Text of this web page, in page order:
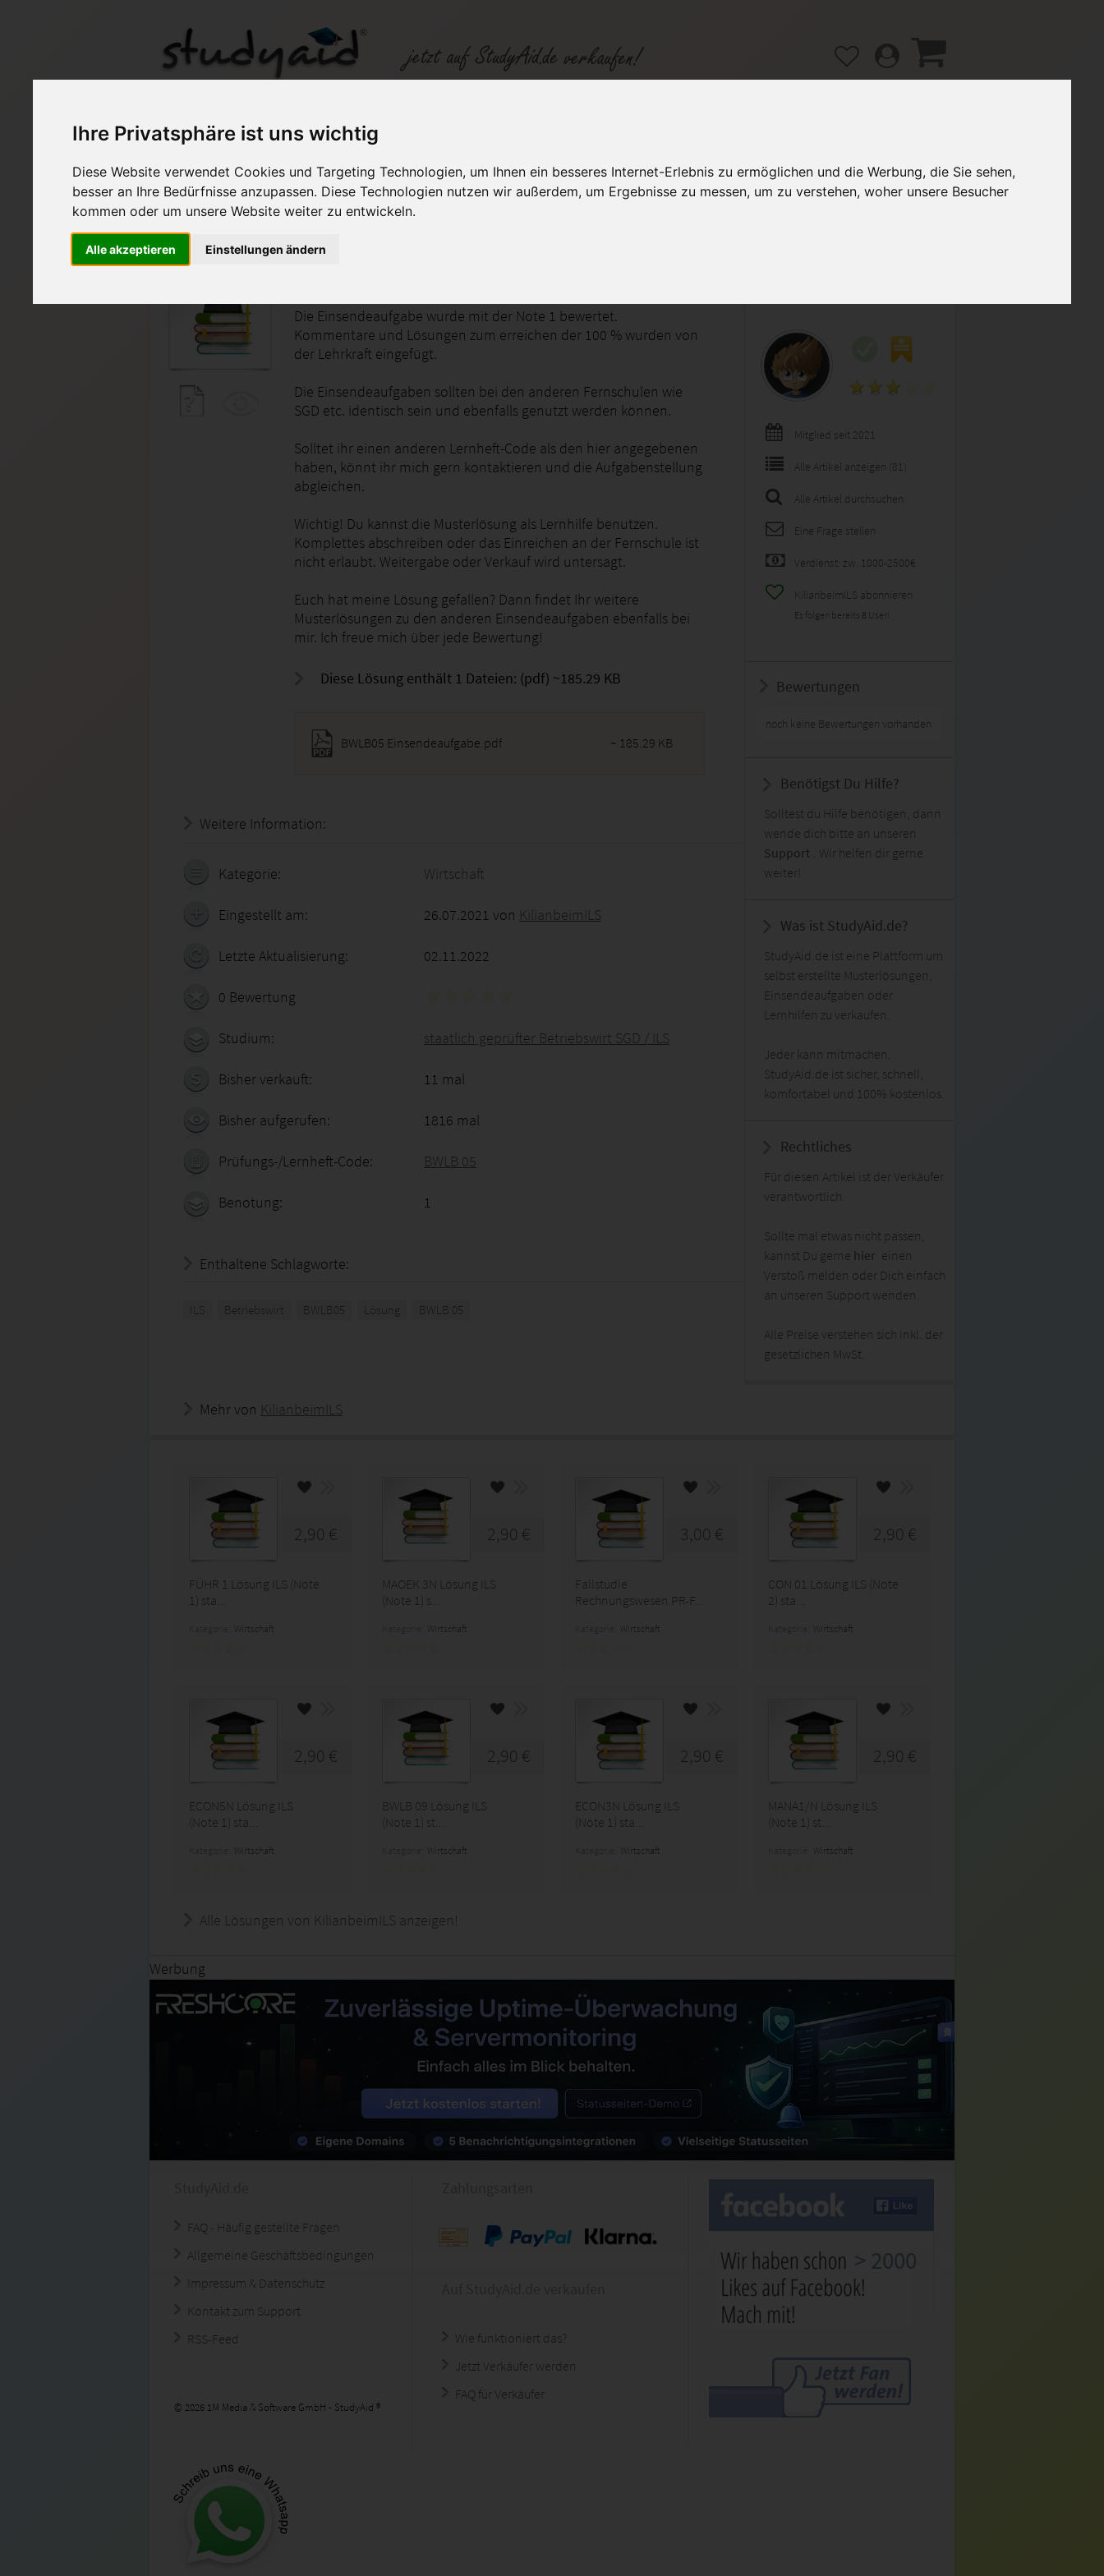
Ihre Privatsphäre ist uns wichtig
Diese Website verwendet Cookies und Targeting Technologien, um Ihnen ein besseres Internet-Erlebnis zu ermöglichen und die Werbung, die Sie sehen,
besser an Ihre Bedürfnisse anzupassen. Diese Technologien nutzen wir außerdem, um Ergebnisse zu messen, um zu verstehen, woher unsere Besucher
kommen oder um unsere Website weiter zu entwickeln.
Alle akzeptieren Einstellungen ändern
Auf StudyAid.de verkaufen Kategorien Studiengänge / Lehrgänge Hilfe / FAQ
Die Einsendeaufgabe wurde mit der Note 1 bewertet.
Kommentare und Lösungen zum erreichen der 100 % wurden von
der Lehrkraft eingefügt.
Die Einsendeaufgaben sollten bei den anderen Fernschulen wie
SGD etc. identisch sein und ebenfalls genutzt werden können.
Solltet ihr einen anderen Lernheft-Code als den hier angegebenen
haben, könnt ihr mich gern kontaktieren und die Aufgabenstellung
abgleichen.
Wichtig! Du kannst die Musterlösung als Lernhilfe benutzen.
Komplettes abschreiben oder das Einreichen an der Fernschule ist
nicht erlaubt. Weitergabe oder Verkauf wird untersagt.
Euch hat meine Lösung gefallen? Dann findet Ihr weitere
Musterlösungen zu den anderen Einsendeaufgaben ebenfalls bei
mir. Ich freue mich über jede Bewertung!
Diese Lösung enthält 1 Dateien: (pdf) ~185.29 KB
BWLB05 Einsendeaufgabe.pdf ~ 185.29 KB
Weitere Information:
Kategorie: Wirtschaft
Eingestellt am: 26.07.2021 von KilianbeimILS
Letzte Aktualisierung: 02.11.2022
0 Bewertung
Studium: staatlich geprüfter Betriebswirt SGD / ILS
Bisher verkauft: 11 mal
Bisher aufgerufen: 1816 mal
Prüfungs-/Lernheft-Code: BWLB 05
Benotung: 1
Enthaltene Schlagworte:
ILS Betriebswirt BWLB05 Lösung BWLB 05
Mitglied seit 2021
Alle Artikel anzeigen (81)
Alle Artikel durchsuchen
Eine Frage stellen
Verdienst: zw. 1000-2500€
KilianbeimILS abonnieren
Es folgen bereits 8 User!
Bewertungen
noch keine Bewertungen vorhanden
Benötigst Du Hilfe?
Solltest du Hilfe benötigen, dann
wende dich bitte an unseren
Support . Wir helfen dir gerne
weiter!
Was ist StudyAid.de?
StudyAid.de ist eine Plattform um
selbst erstellte Musterlösungen,
Einsendeaufgaben oder
Lernhilfen zu verkaufen.
Jeder kann mitmachen.
StudyAid.de ist sicher, schnell,
komfortabel und 100% kostenlos.
Rechtliches
Für diesen Artikel ist der Verkäufer
verantwortlich.
Sollte mal etwas nicht passen,
kannst Du gerne hier einen
Verstoß melden oder Dich einfach
an unseren Support wenden.
Alle Preise verstehen sich inkl. der
gesetzlichen MwSt.
Mehr von KilianbeimILS
2,90 €
FÜHR 1 Lösung ILS (Note
1) sta...
Wirtschaft
2,90 €
MAOEK 3N Lösung ILS
(Note 1) s...
Wirtschaft
3,00 €
Fallstudie
Rechnungswesen PR-F...
Wirtschaft
2,90 €
CON 01 Lösung ILS (Note
2) sta...
Wirtschaft
2,90 €
ECON5N Lösung ILS
(Note 1) sta...
Wirtschaft
2,90 €
BWLB 09 Lösung ILS
(Note 1) st...
Wirtschaft
2,90 €
ECON3N Lösung ILS
(Note 1) sta...
Wirtschaft
2,90 €
MANA1/N Lösung ILS
(Note 1) st...
Wirtschaft
Alle Lösungen von KilianbeimILS anzeigen!
Werbung
FAQ - Häufig gestellte Fragen
Allgemeine Geschäftsbedingungen
Impressum & Datenschutz
Kontakt zum Support
RSS-Feed
© 2026 1M Media & Software GmbH - StudyAid ®
Wie funktioniert das?
Jetzt Verkäufer werden
FAQ für Verkäufer
> 2000